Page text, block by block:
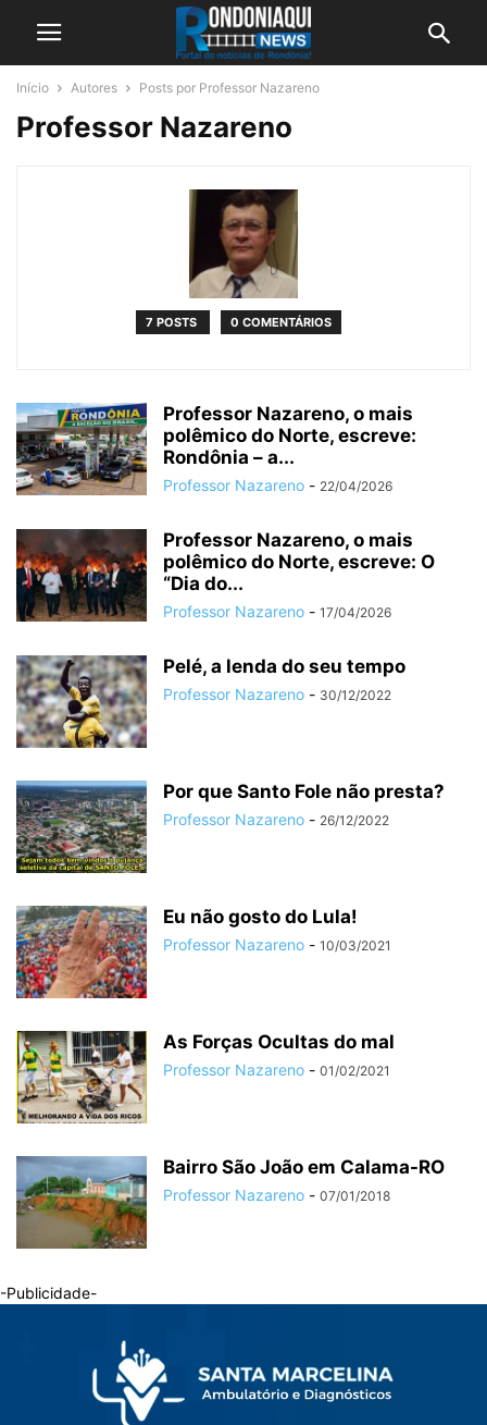
Início Autores Posts por Professor Nazareno
Professor Nazareno
7 POSTS 0 COMENTÁRIOS
Professor Nazareno, o mais
polêmico do Norte, escreve:
Rondônia – a...
Professor Nazareno - 22/04/2026
Professor Nazareno, o mais
polêmico do Norte, escreve: O
“Dia do...
Professor Nazareno - 17/04/2026
Pelé, a lenda do seu tempo
Professor Nazareno - 30/12/2022
Por que Santo Fole não presta?
Professor Nazareno - 26/12/2022
Eu não gosto do Lula!
Professor Nazareno - 10/03/2021
As Forças Ocultas do mal
Professor Nazareno - 01/02/2021
Bairro São João em Calama-RO
Professor Nazareno - 07/01/2018
-Publicidade-